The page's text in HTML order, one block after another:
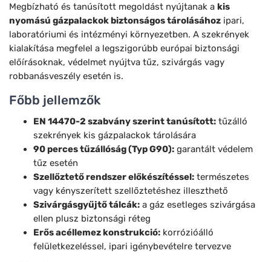
Megbízható és tanúsított megoldást nyújtanak a kis
nyomású gázpalackok biztonságos tárolásához ipari,
laboratóriumi és intézményi környezetben. A szekrények
kialakítása megfelel a legszigorúbb európai biztonsági
előírásoknak, védelmet nyújtva tűz, szivárgás vagy
robbanásveszély esetén is.
Főbb jellemzők
EN 14470-2 szabvány szerint tanúsított: tűzálló
szekrények kis gázpalackok tárolására
90 perces tűzállóság (Typ G90): garantált védelem
tűz esetén
Szellőztető rendszer előkészítéssel: természetes
vagy kényszerített szellőztetéshez illeszthető
Szivárgásgyűjtő tálcák: a gáz esetleges szivárgása
ellen plusz biztonsági réteg
Erős acéllemez konstrukció: korrózióálló
felületkezeléssel, ipari igénybevételre tervezve